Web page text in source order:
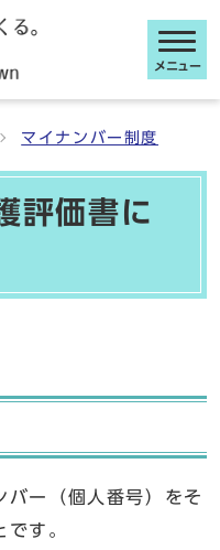
メニュー
マイナンバー制度
評価書に
バー（個人番号）をそ
す。